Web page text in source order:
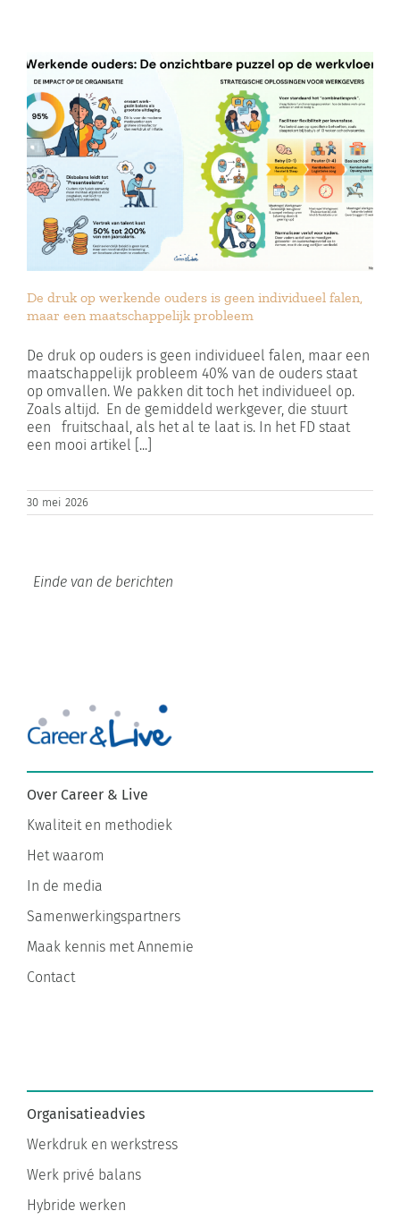
De druk op werkende ouders is geen individueel falen,
maar een maatschappelijk probleem
De druk op ouders is geen individueel falen, maar een
maatschappelijk probleem 40% van de ouders staat
op omvallen. We pakken dit toch het individueel op.
Zoals altijd. En de gemiddeld werkgever, die stuurt
een fruitschaal, als het al te laat is. In het FD staat
een mooi artikel [...]
30 mei 2026
Over Career & Live
Maak kennis met Annemie
Organisatieadvies
Werkdruk en werkstress
Hybride werken
Werkplezier